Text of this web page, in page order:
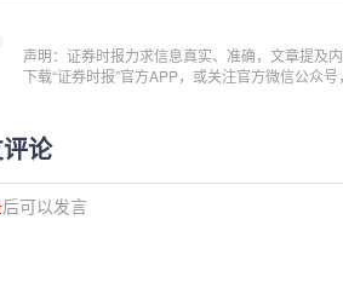
声明：证券时报力求信息真实、准确，文章提及
下载“证券时报”官方APP，或关注官方微信公众
论
后可以发言